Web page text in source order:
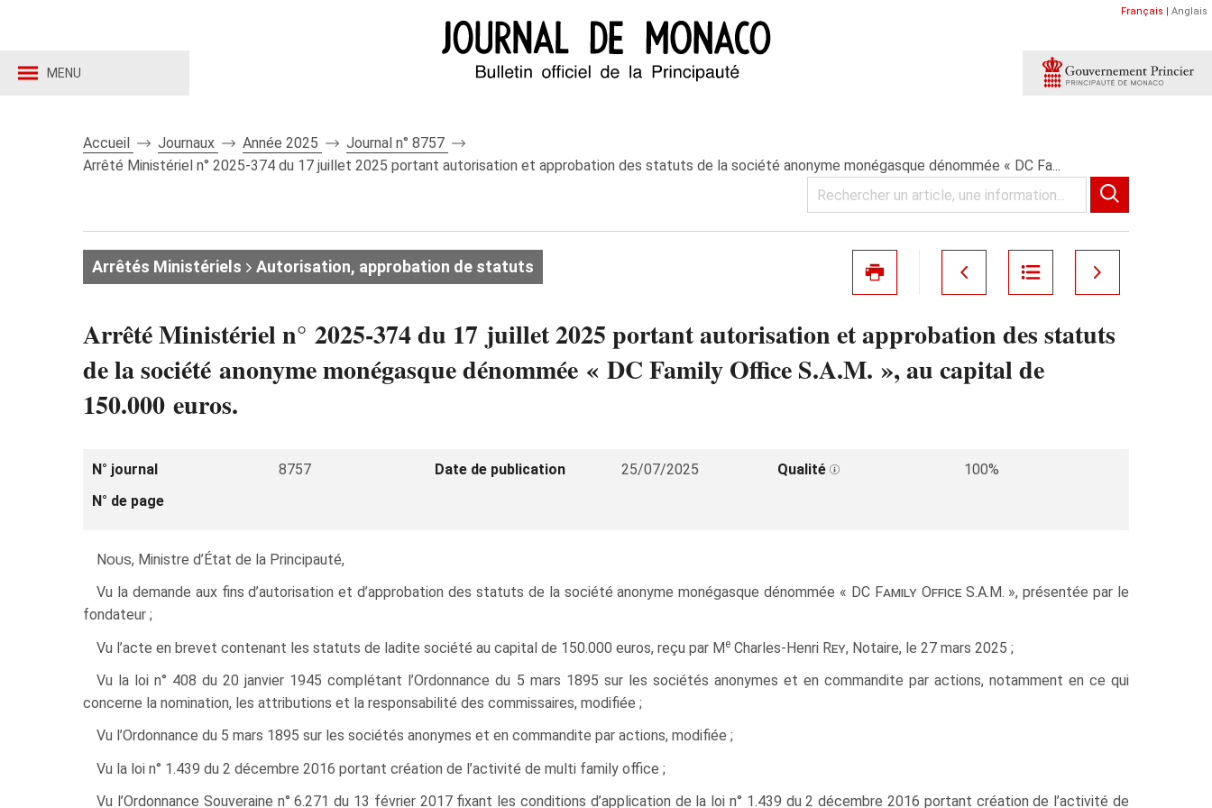
MENU
Français | Anglais
Accueil Journaux Année 2025
Journal n° 8757
Arrêté Ministériel n° 2025‑374 du 17 juillet 2025 portant autorisation et approbation des statuts de la société anonyme monégasque dénommée « DC Fa...
Arrêtés Ministériels Autorisation, approbation de statuts
Arrêté Ministériel n° 2025‑374 du 17 juillet 2025 portant autorisation et approbation des statuts
de la société anonyme monégasque dénommée « DC Family Office S.A.M. », au capital de
150.000 euros.
N° journal 8757 Date de publication 25/07/2025 Qualité
100%
N° de page
Nous, Ministre d’État de la Principauté,
Vu la demande aux fins d’autorisation et d’approbation des statuts de la société anonyme monégasque dénommée « DC Family OfficeS.A.M. », présentée par le
fondateur ;
Vu l’acte en brevet contenant les statuts de ladite société au capital de 150.000 euros, reçu par Me Charles‑Henri Rey, Notaire, le 27 mars 2025 ;
Vu la loi n° 408 du 20 janvier 1945 complétant l’Ordonnance du 5 mars 1895 sur les sociétés anonymes et en commandite par actions, notamment en ce qui
concerne la nomination, les attributions et la responsabilité des commissaires, modifiée ;
Vu l’Ordonnance du 5 mars 1895 sur les sociétés anonymes et en commandite par actions, modifiée ;
Vu la loi n° 1.439 du 2 décembre 2016 portant création de l’activité de multi family office ;
Vu l’Ordonnance Souveraine n° 6.271 du 13 février 2017 fixant les conditions d’application de la loi n° 1.439 du 2 décembre 2016 portant création de l’activité de